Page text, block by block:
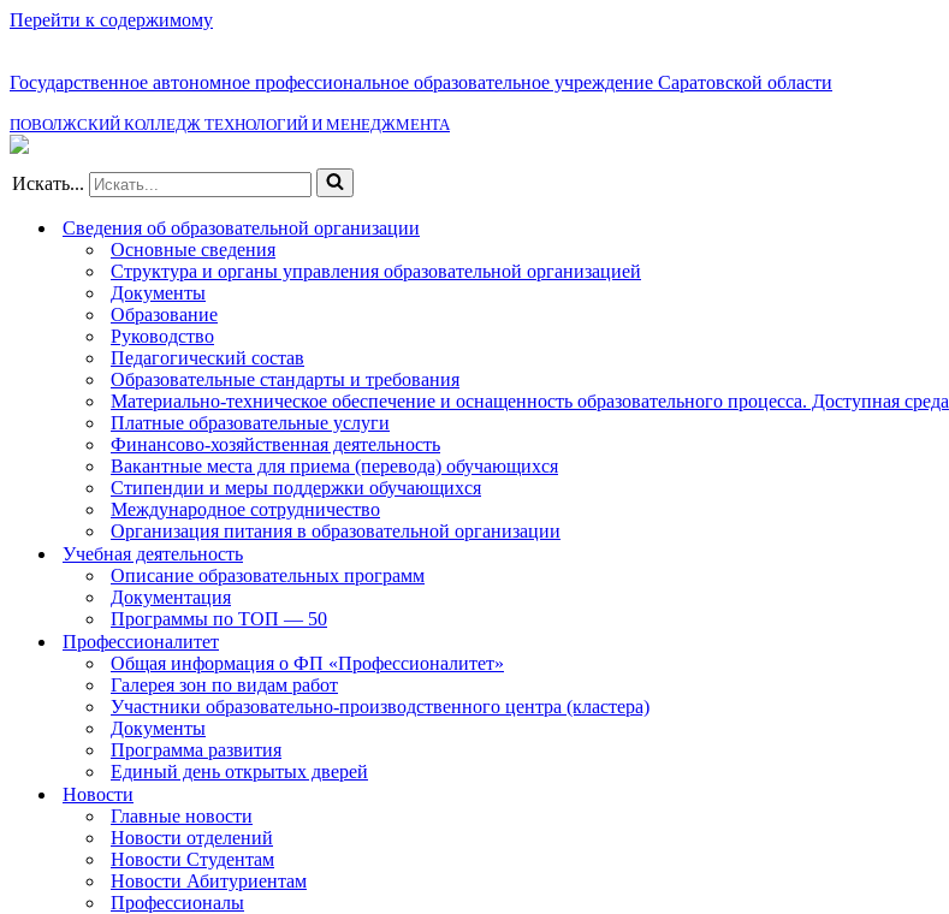
Перейти к содержимому
Государственное автономное профессиональное образовательное учреждение Саратовской области
ПОВОЛЖСКИЙ КОЛЛЕДЖ ТЕХНОЛОГИЙ И МЕНЕДЖМЕНТА
Искать...
Сведения об образовательной организации
Основные сведения
Структура и органы управления образовательной организацией
Документы
Образование
Руководство
Педагогический состав
Образовательные стандарты и требования
Материально-техническое обеспечение и оснащенность образовательного процесса. Доступная среда
Платные образовательные услуги
Финансово-хозяйственная деятельность
Вакантные места для приема (перевода) обучающихся
Стипендии и меры поддержки обучающихся
Международное сотрудничество
Организация питания в образовательной организации
Учебная деятельность
Описание образовательных программ
Документация
Программы по ТОП — 50
Профессионалитет
Общая информация о ФП «Профессионалитет»
Галерея зон по видам работ
Участники образовательно-производственного центра (кластера)
Документы
Программа развития
Единый день открытых дверей
Новости
Главные новости
Новости отделений
Новости Студентам
Новости Абитуриентам
Профессионалы